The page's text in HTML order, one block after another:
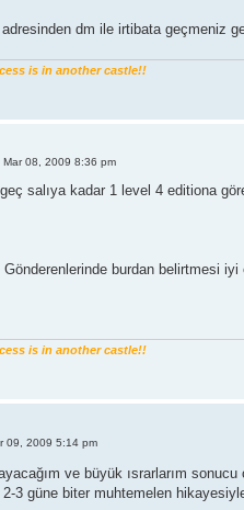
dm ile irtibata geçmeniz
is in another castle!!
Mar 08, 2009 8:36 pm
salıya kadar 1 level 4 editiona
burdan belirtmesi iyi
is in another castle!!
09, 2009 5:14 pm
ve büyük ısrarlarım
3 güne biter muhtemelen